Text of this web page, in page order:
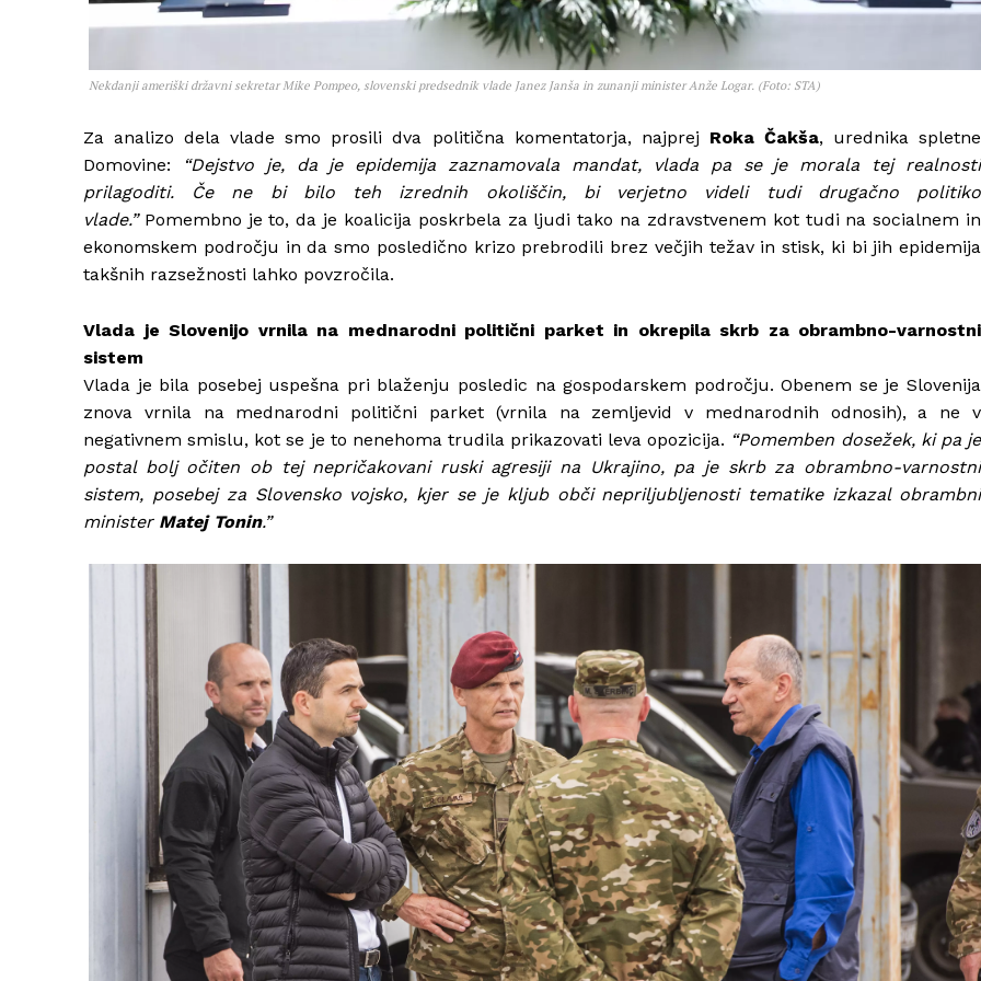
Nekdanji ameriški državni sekretar Mike Pompeo, slovenski predsednik vlade Janez Janša in zunanji minister Anže Logar. (Foto: STA)
Za analizo dela vlade smo prosili dva politična komentatorja, najprej Roka Čakša, urednika spletne
Domovine:
“Dejstvo je, da je epidemija zaznamovala mandat, vlada pa se je morala tej realnosti
prilagoditi. Če ne bi bilo teh izrednih okoliščin, bi verjetno videli tudi drugačno politiko
vlade.” Pomembno je to, da je koalicija poskrbela za ljudi tako na zdravstvenem kot tudi na socialnem in
ekonomskem področju in da smo posledično krizo prebrodili brez večjih težav in stisk, ki bi jih epidemija
takšnih razsežnosti lahko povzročila.
Vlada je Slovenijo vrnila na mednarodni politični parket in okrepila skrb za obrambno-varnostni
sistem
Vlada je bila posebej uspešna pri blaženju posledic na gospodarskem področju. Obenem se je Slovenija
znova vrnila na mednarodni politični parket (vrnila na zemljevid v mednarodnih odnosih), a ne v
negativnem smislu, kot se je to nenehoma trudila prikazovati leva opozicija. “Pomemben dosežek, ki pa je
postal bolj očiten ob tej nepričakovani ruski agresiji na Ukrajino, pa je skrb za obrambno-varnostni
sistem, posebej za Slovensko vojsko, kjer se je kljub obči nepriljubljenosti tematike izkazal obrambni
minister Matej Tonin.”